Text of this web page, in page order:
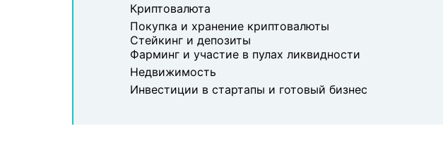
Криптовалюта
Покупка и хранение криптовалюты
Стейкинг и депозиты
Фарминг и участие в пулах ликвидности
Недвижимость
Инвестиции в стартапы и готовый бизнес